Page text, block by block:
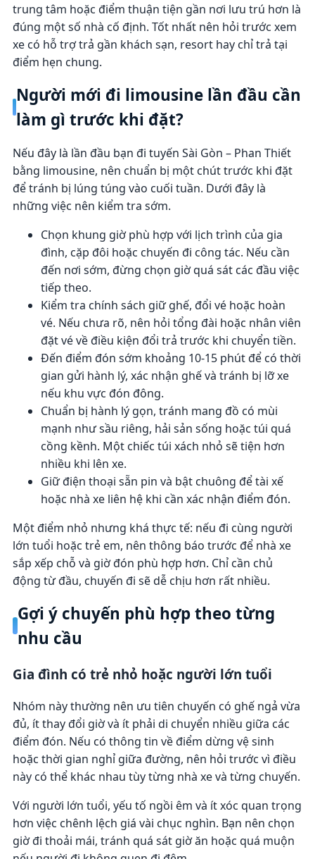
trung tâm hoặc điểm thuận tiện gần nơi lưu trú hơn là
đúng một số nhà cố định. Tốt nhất nên hỏi trước xem
xe có hỗ trợ trả gần khách sạn, resort hay chỉ trả tại
điểm hẹn chung.
Người mới đi limousine lần đầu cần
làm gì trước khi đặt?
Nếu đây là lần đầu bạn đi tuyến Sài Gòn – Phan Thiết
bằng limousine, nên chuẩn bị một chút trước khi đặt
để tránh bị lúng túng vào cuối tuần. Dưới đây là
những việc nên kiểm tra sớm.
Chọn khung giờ phù hợp với lịch trình của gia
đình, cặp đôi hoặc chuyến đi công tác. Nếu cần
đến nơi sớm, đừng chọn giờ quá sát các đầu việc
tiếp theo.
Kiểm tra chính sách giữ ghế, đổi vé hoặc hoàn
vé. Nếu chưa rõ, nên hỏi tổng đài hoặc nhân viên
đặt vé về điều kiện đổi trả trước khi chuyển tiền.
Đến điểm đón sớm khoảng 10-15 phút để có thời
gian gửi hành lý, xác nhận ghế và tránh bị lỡ xe
nếu khu vực đón đông.
Chuẩn bị hành lý gọn, tránh mang đồ có mùi
mạnh như sầu riêng, hải sản sống hoặc túi quá
cồng kềnh. Một chiếc túi xách nhỏ sẽ tiện hơn
nhiều khi lên xe.
Giữ điện thoại sẵn pin và bật chuông để tài xế
hoặc nhà xe liên hệ khi cần xác nhận điểm đón.
Một điểm nhỏ nhưng khá thực tế: nếu đi cùng người
lớn tuổi hoặc trẻ em, nên thông báo trước để nhà xe
sắp xếp chỗ và giờ đón phù hợp hơn. Chỉ cần chủ
động từ đầu, chuyến đi sẽ dễ chịu hơn rất nhiều.
Gợi ý chuyến phù hợp theo từng
nhu cầu
Gia đình có trẻ nhỏ hoặc người lớn tuổi
Nhóm này thường nên ưu tiên chuyến có ghế ngả vừa
đủ, ít thay đổi giờ và ít phải di chuyển nhiều giữa các
điểm đón. Nếu có thông tin về điểm dừng vệ sinh
hoặc thời gian nghỉ giữa đường, nên hỏi trước vì điều
này có thể khác nhau tùy từng nhà xe và từng chuyến.
Với người lớn tuổi, yếu tố ngồi êm và ít xóc quan trọng
hơn việc chênh lệch giá vài chục nghìn. Bạn nên chọn
giờ đi thoải mái, tránh quá sát giờ ăn hoặc quá muộn